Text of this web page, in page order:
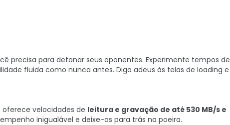
precisa para detonar seus oponentes. Experimente tempos de
fluida como nunca antes. Diga adeus às telas de loading e
oferece velocidades de leitura e gravação de até 530 MB/s e
inigualável e deixe-os para trás na poeira.